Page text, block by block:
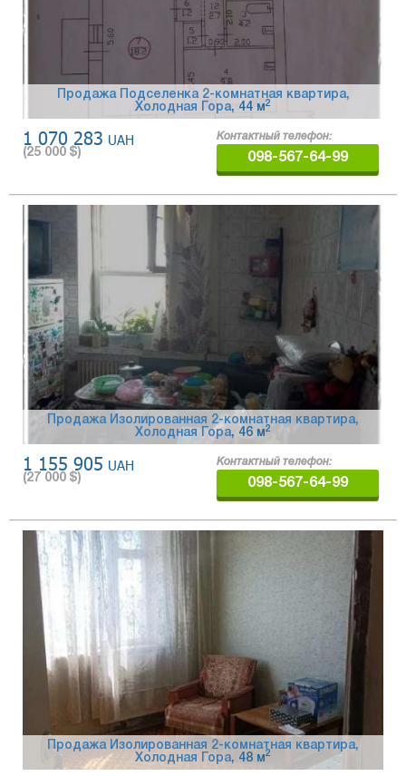
Продажа Подселенка 2-комнатная квартира,
Холодная Гора, 44 м2
1 070 283 UAH
(25 000 $)
Контактный телефон:
098-567-64-99
Продажа Изолированная 2-комнатная квартира,
Холодная Гора, 46 м2
1 155 905 UAH
(27 000 $)
Контактный телефон:
098-567-64-99
Продажа Изолированная 2-комнатная квартира,
Холодная Гора, 48 м2